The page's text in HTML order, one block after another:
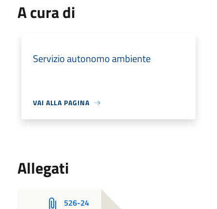
A cura di
Servizio autonomo ambiente
VAI ALLA PAGINA
Allegati
526-24